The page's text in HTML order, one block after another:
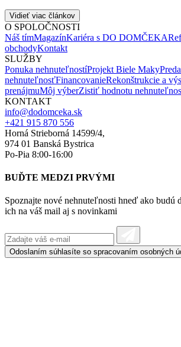
Vidieť viac článkov
O SPOLOČNOSTI
Náš tímMagazínKariéra s DO DOMČEKA
obchodyKontakt
SLUŽBY
Ponuka nehnuteľnostíProjekt Biele Maky
nehnuteľnosťFinancovanieRekonštrukcie a
prenájmuMôj výberZistiť hodnotu
KONTAKT
info@dodomceka.sk
+421 915 870 556
Horná Strieborná 14599/4,
974 01 Banská Bystrica
Po-Pia 8:00-16:00
BUĎTE MEDZI PRVÝMI
Spoznajte nové nehnuteľnosti hneď ako budú
ich na váš mail aj s novinkami
Odoslaním súhlasíte so spracovaním osobných